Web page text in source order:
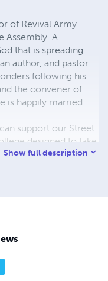
of Revival Army
Assembly. A
that is spreading
author, and pastor
following his
the convener of
is happily married
support our Street
designed to take
and give them
Show full description